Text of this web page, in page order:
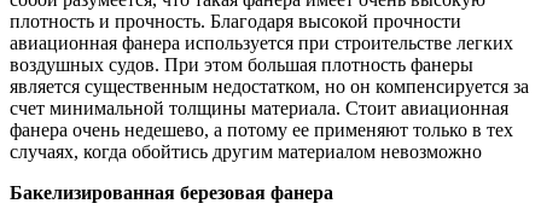
плотность и прочность. Благодаря высокой прочности
авиационная фанера используется при строительстве легких
воздушных судов. При этом большая плотность фанеры
является существенным недостатком, но он компенсируется за
счет минимальной толщины материала. Стоит авиационная
фанера очень недешево, а потому ее применяют только в тех
случаях, когда обойтись другим материалом невозможно
Бакелизированная березовая фанера